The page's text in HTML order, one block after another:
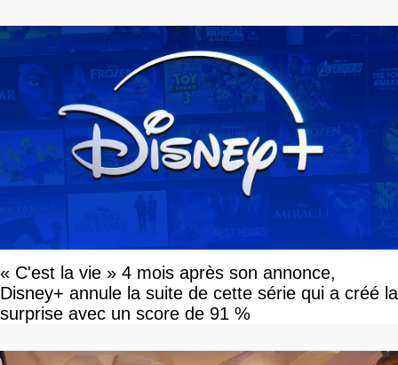
« C'est la vie » 4 mois après son annonce,
Disney+ annule la suite de cette série qui a créé la
surprise avec un score de 91 %